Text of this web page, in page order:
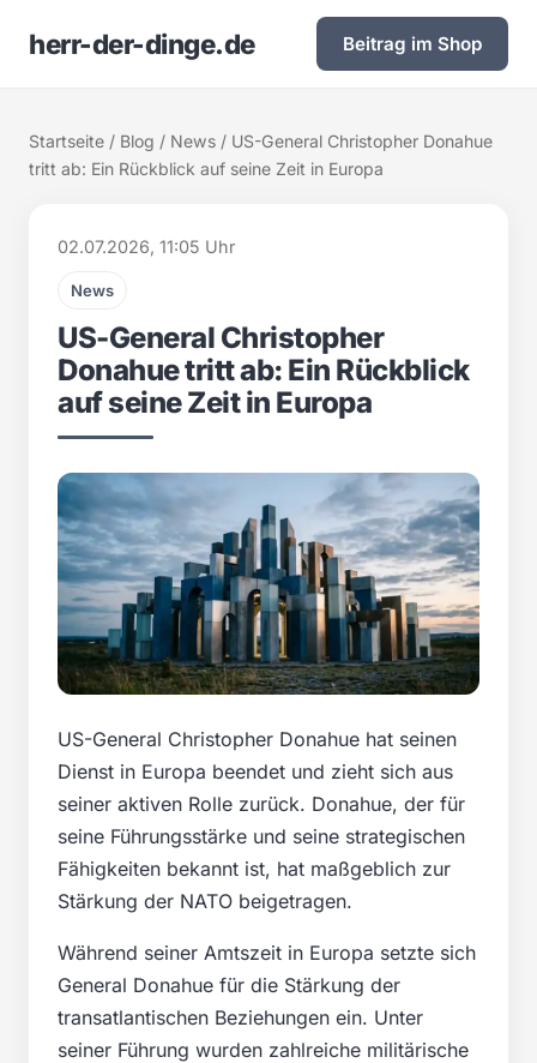
herr-der-dinge.de Beitrag im Shop
Startseite / Blog / News / US-General Christopher Donahue
tritt ab: Ein Rückblick auf seine Zeit in Europa
02.07.2026, 11:05 Uhr
News
US-General Christopher
Donahue tritt ab: Ein Rückblick
auf seine Zeit in Europa
US-General Christopher Donahue hat seinen
Dienst in Europa beendet und zieht sich aus
seiner aktiven Rolle zurück. Donahue, der für
seine Führungsstärke und seine strategischen
Fähigkeiten bekannt ist, hat maßgeblich zur
Stärkung der NATO beigetragen.
Während seiner Amtszeit in Europa setzte sich
General Donahue für die Stärkung der
transatlantischen Beziehungen ein. Unter
seiner Führung wurden zahlreiche militärische